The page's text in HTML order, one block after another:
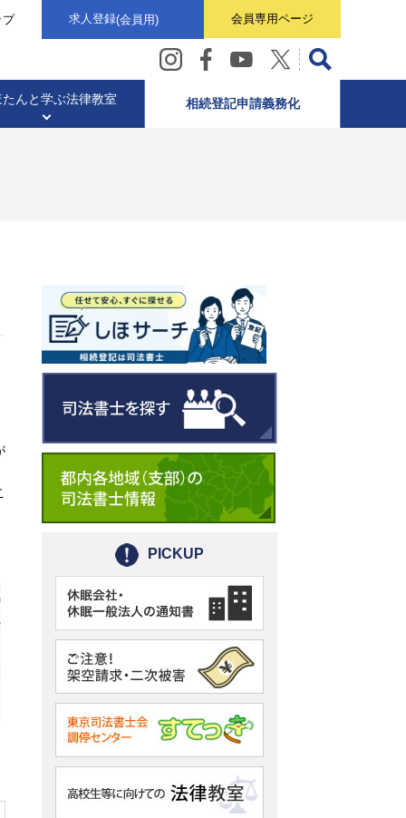
プ 求人登録(会員用) 会員専用ページ
相続業務
動画ギャラリー
劇団リーガル☆スター
活動記録
東京司法書士会概要
たんと学ぶ法律教室
土地や家のこと
相続登記申請義務化
PICKUP